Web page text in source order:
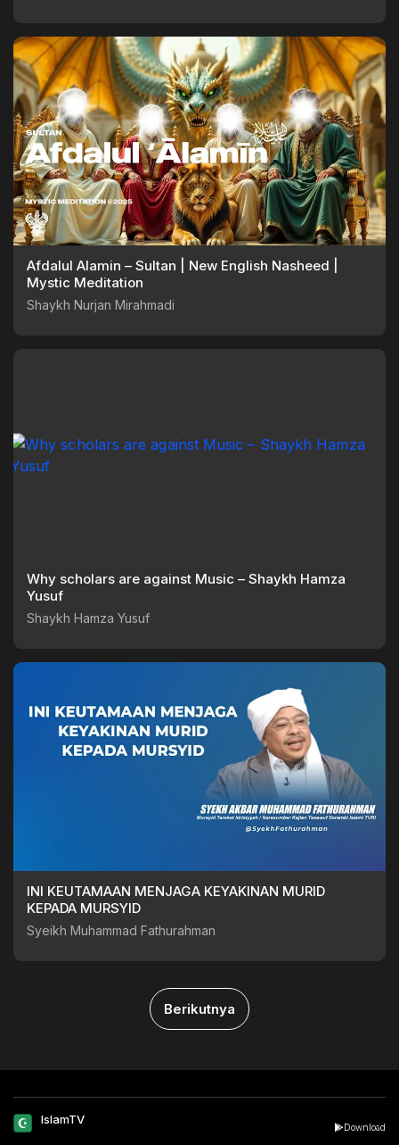
Afdalul Alamin – Sultan | New English Nasheed |
Mystic Meditation
Shaykh Nurjan Mirahmadi
Why scholars are against Music – Shaykh Hamza
Yusuf
Shaykh Hamza Yusuf
INI KEUTAMAAN MENJAGA KEYAKINAN MURID
KEPADA MURSYID
Syeikh Muhammad Fathurahman
Berikutnya
IslamTV
Download